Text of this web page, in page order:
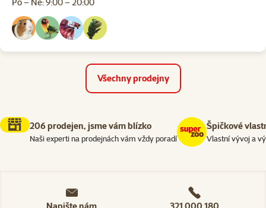
Všechny prodejny
206 prodejen, jsme vám blízko
Naši experti na prodejnách vám vždy poradí
Špičkové
Vlastní vývoj a